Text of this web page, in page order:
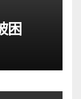
困